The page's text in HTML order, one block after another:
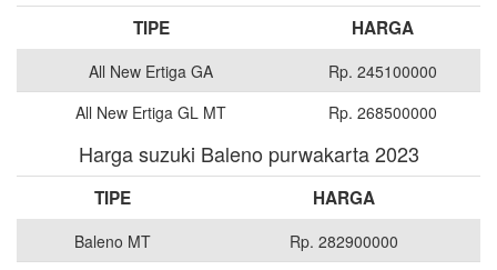
TIPE HARGA
All New Ertiga GA
Rp. 245100000
All New Ertiga GL MT
Rp. 268500000
Harga suzuki Baleno purwakarta 2023
TIPE HARGA
Baleno MT
Rp. 282900000